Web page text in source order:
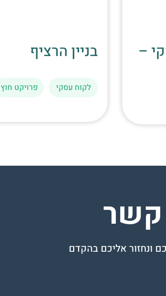
–
בניין הרציף
לקוח עסקי פרויקט חוץ
קשר
ונחזור אליכם בהקדם